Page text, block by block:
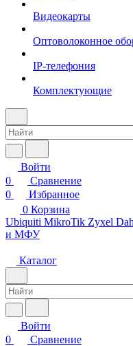
Видеокарты
Оптоволоконное
IP-телефония
Комплектующие
Войти
0
Сравнение
0
Избранное
0 Корзина
Ubiquiti MikroTik Zyxel
и МФУ
Каталог
Войти
0
Сравнение